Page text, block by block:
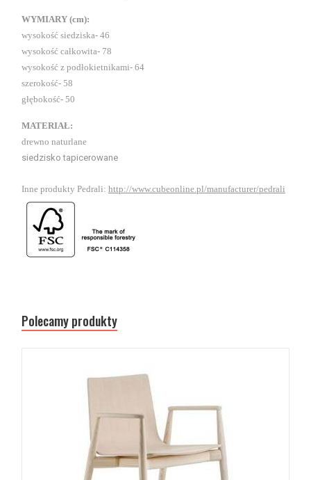
WYMIARY (cm):
wysokość siedziska- 46
wysokość całkowita- 78
wysokość z podłokietnikami- 64
szerokość- 58
głębokość- 50
MATERIAŁ:
drewno naturlane
siedzisko tapicerowane
Inne produkty Pedrali: http://www.cubeonline.pl/manufacturer/pedrali
Polecamy produkty